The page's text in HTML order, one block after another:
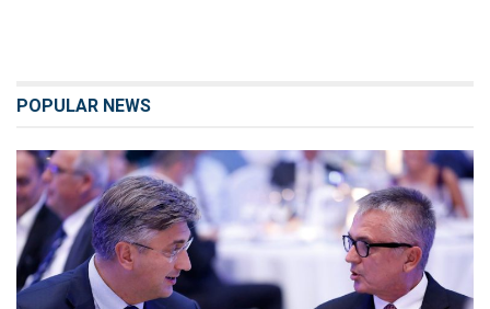
POPULAR NEWS